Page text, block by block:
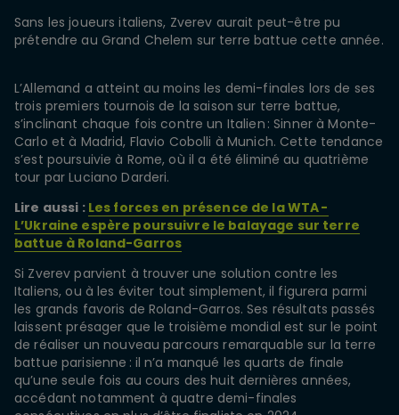
Sans les joueurs italiens, Zverev aurait peut-être pu
prétendre au Grand Chelem sur terre battue cette année.
L’Allemand a atteint au moins les demi-finales lors de ses
trois premiers tournois de la saison sur terre battue,
s’inclinant chaque fois contre un Italien : Sinner à Monte-
Carlo et à Madrid, Flavio Cobolli à Munich. Cette tendance
s’est poursuivie à Rome, où il a été éliminé au quatrième
tour par Luciano Darderi.
Lire aussi : Les forces en présence de la WTA -
L’Ukraine espère poursuivre le balayage sur terre
battue à Roland-Garros
Si Zverev parvient à trouver une solution contre les
Italiens, ou à les éviter tout simplement, il figurera parmi
les grands favoris de Roland-Garros. Ses résultats passés
laissent présager que le troisième mondial est sur le point
de réaliser un nouveau parcours remarquable sur la terre
battue parisienne : il n’a manqué les quarts de finale
qu’une seule fois au cours des huit dernières années,
accédant notamment à quatre demi-finales